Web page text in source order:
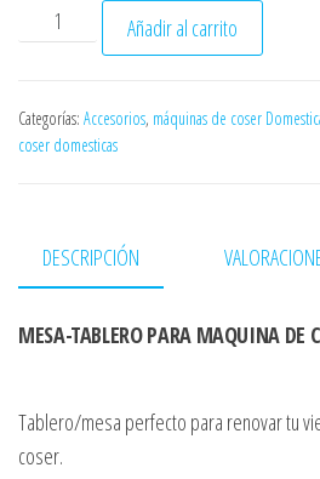
MESA PARA MAQUINA DE COSER
Añadir al carrito
Categorías: Accesorios, máquinas de coser
coser domesticas
DESCRIPCIÓN
MESA-TABLERO PARA MAQUINA DE
Tablero/mesa perfecto para renovar tu
coser.